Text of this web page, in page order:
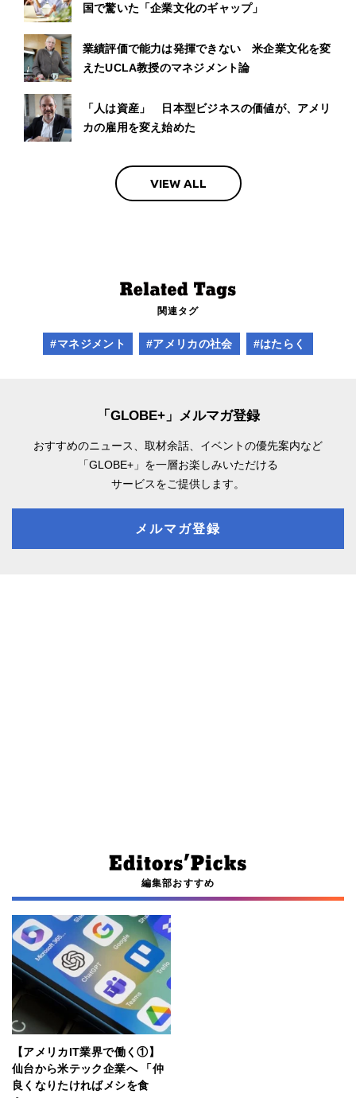
国で驚いた「企業文化のギャップ」
業績評価で能力は発揮できない 米企業文化を変
えたUCLA教授のマネジメント論
「人は資産」 日本型ビジネスの価値が、アメリ
カの雇用を変え始めた
VIEW ALL
関連タグ
#マネジメント #アメリカの社会 #はたらく
「GLOBE+」メルマガ登録
おすすめのニュース、取材余話、 イベントの優先案内など
「GLOBE+」を一層お楽しみいただける
サービスをご提供します。
メルマガ登録
編集部おすすめ
【アメリカIT業界で働く①】
仙台から米テック企業へ 「仲
良くなりたければメシを食